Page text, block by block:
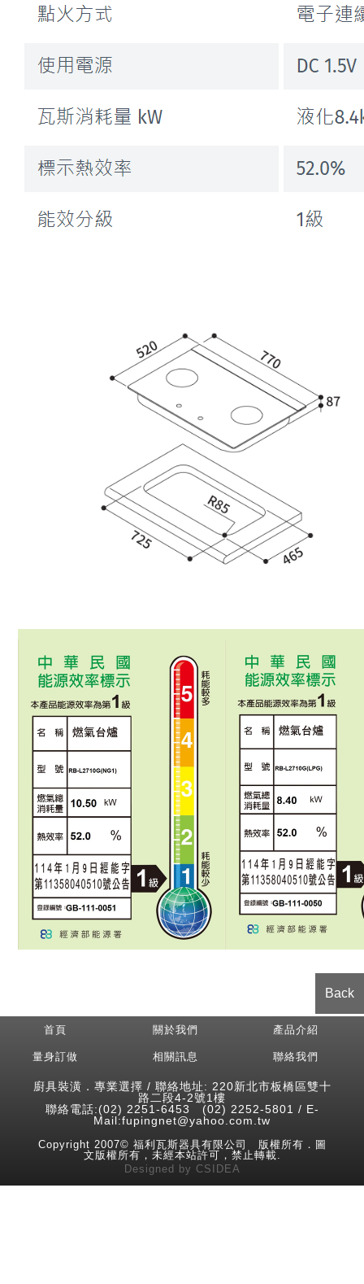
Back
首頁 關於我們 產品介紹
量身訂做 相關訊息 聯絡我們
廚具裝潢．專業選擇 / 聯絡地址: 220新北市板橋區雙十
路二段4-2號1樓
聯絡電話:(02) 2251-6453 (02) 2252-5801 / E-
Mail:fupingnet@yahoo.com.tw
Copyright 2007© 福利瓦斯器具有限公司 版權所有．圖
文版權所有，未經本站許可，禁止轉載.
Designed
by CSIDEA